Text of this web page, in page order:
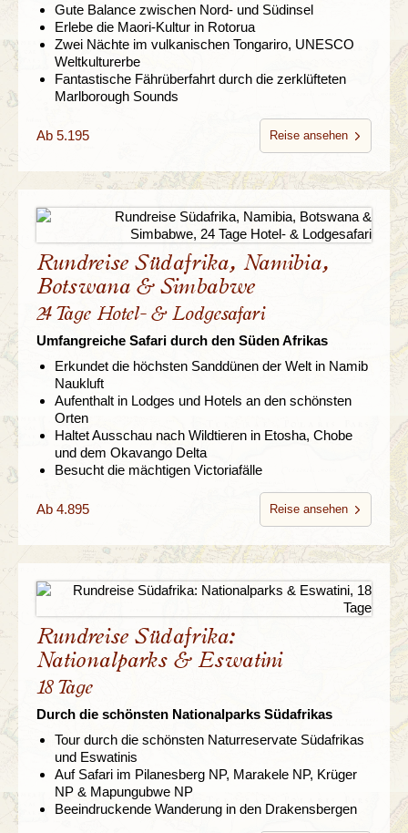
Gute Balance zwischen Nord- und Südinsel
Erlebe die Maori-Kultur in Rotorua
Zwei Nächte im vulkanischen Tongariro, UNESCO
Weltkulturerbe
Fantastische Fährüberfahrt durch die zerklüfteten
Marlborough Sounds
Ab 5.195 Reise ansehen
Rundreise Südafrika, Namibia,
Botswana & Simbabwe
24 Tage Hotel- & Lodgesafari
Umfangreiche Safari durch den Süden Afrikas
Erkundet die höchsten Sanddünen der Welt in Namib
Naukluft
Aufenthalt in Lodges und Hotels an den schönsten
Orten
Haltet Ausschau nach Wildtieren in Etosha, Chobe
und dem Okavango Delta
Besucht die mächtigen Victoriafälle
Ab 4.895 Reise ansehen
Rundreise Südafrika:
Nationalparks & Eswatini
18 Tage
Durch die schönsten Nationalparks Südafrikas
Tour durch die schönsten Naturreservate Südafrikas
und Eswatinis
Auf Safari im Pilanesberg NP, Marakele NP, Krüger
NP & Mapungubwe NP
Beeindruckende Wanderung in den Drakensbergen